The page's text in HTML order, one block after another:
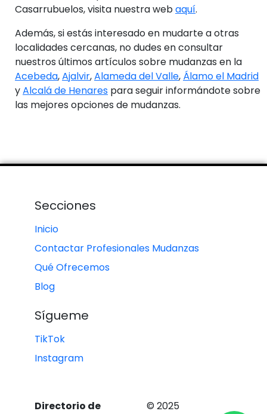
Casarrubuelos, visita nuestra webaquí.
Además, si estás interesado en mudarte a otras
localidades cercanas, no dudes en consultar
nuestros últimos artículos sobre mudanzas en la
Acebeda,Ajalvir,Alameda del Valle, Álamo el Madrid
yAlcalá de Henares para seguir informándote sobre
las mejores opciones de mudanzas.
Secciones
Inicio
Contactar Profesionales Mudanzas
Qué Ofrecemos
Blog
Sígueme
TikTok
Instagram
Directorio de
© 2025